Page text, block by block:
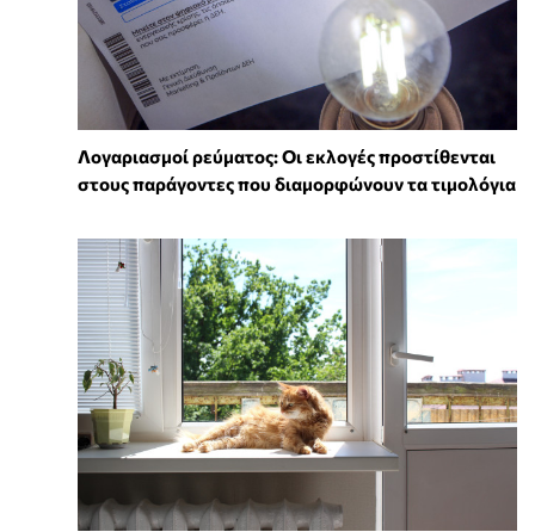
Λογαριασμοί ρεύματος: Οι εκλογές προστίθενται
στους παράγοντες που διαμορφώνουν τα τιμολόγια